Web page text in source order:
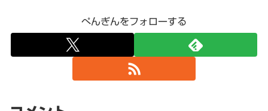
ぺんぎんをフォローする